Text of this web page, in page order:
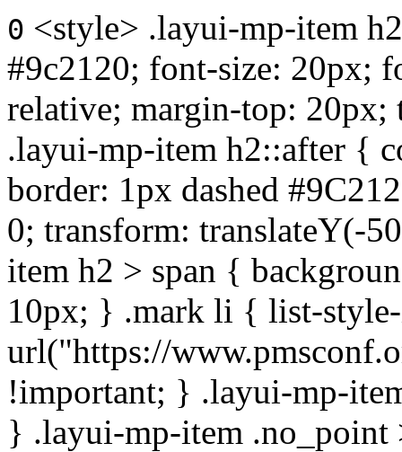
0 <style> .layui-mp-item
#9c2120; font-size: 20px;
relative; margin-top:
.layui-mp-item h2::after {
border: 1px dashed
0; transform: translateY(-
item h2 > span {
10px; } .mark li { list-
url("https://
!important; } .layui-mp-
} .layui-mp-item